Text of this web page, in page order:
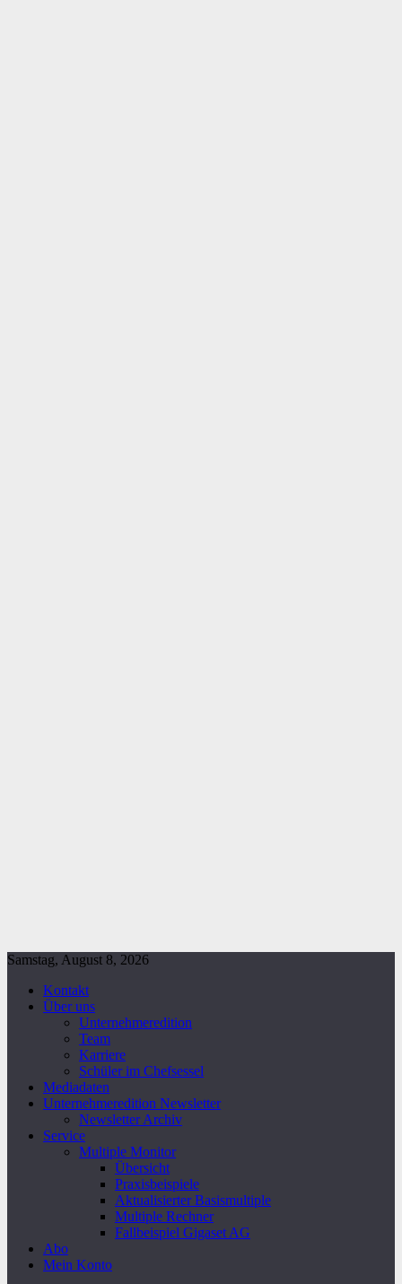
Samstag, August 8, 2026
Kontakt
Über uns
Unternehmeredition
Team
Karriere
Schüler im Chefsessel
Mediadaten
Unternehmeredition Newsletter
Newsletter Archiv
Service
Multiple Monitor
Übersicht
Praxisbeispiele
Aktualisierter Basismultiple
Multiple Rechner
Fallbeispiel Gigaset AG
Abo
Mein Konto